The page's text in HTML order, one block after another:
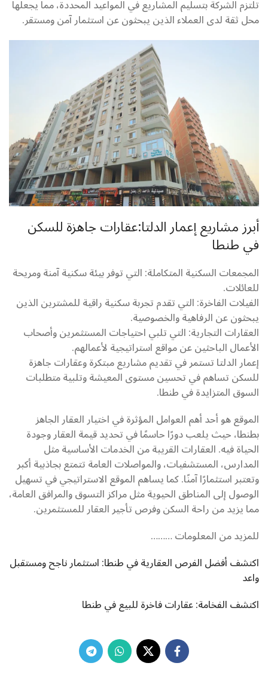
تلتزم الشركة بتسليم المشاريع في المواعيد المحددة، مما يجعلها
محل ثقة لدى العملاء الذين يبحثون عن استثمار آمن ومستقر.
أبرز مشاريع إعمار الدلتا:عقارات جاهزة للسكن
في طنطا
المجمعات السكنية المتكاملة: التي توفر بيئة سكنية آمنة ومريحة
للعائلات.
الفيلات الفاخرة: التي تقدم تجربة سكنية راقية للمشترين الذين
يبحثون عن الرفاهية والخصوصية.
العقارات التجارية: التي تلبي احتياجات المستثمرين وأصحاب
الأعمال الباحثين عن مواقع استراتيجية لأعمالهم.
إعمار الدلتا تستمر في تقديم مشاريع مبتكرة وعقارات جاهزة
للسكن تساهم في تحسين مستوى المعيشة وتلبية متطلبات
السوق المتزايدة في طنطا.
الموقع هو أحد أهم العوامل المؤثرة في اختيار العقار الجاهز
بطنطا، حيث يلعب دورًا حاسمًا في تحديد قيمة العقار وجودة
الحياة فيه. العقارات القريبة من الخدمات الأساسية مثل
المدارس، المستشفيات، والمواصلات العامة تتمتع بجاذبية أكبر
وتعتبر استثمارًا آمنًا. كما يساهم الموقع الاستراتيجي في تسهيل
الوصول إلى المناطق الحيوية مثل مراكز التسوق والمرافق العامة،
مما يزيد من راحة السكن وفرص تأجير العقار للمستثمرين.
للمزيد من المعلومات ………
اكتشف أفضل الفرص العقارية في طنطا: استثمار ناجح ومستقبل
واعد
اكتشف الفخامة: عقارات فاخرة للبيع في طنطا